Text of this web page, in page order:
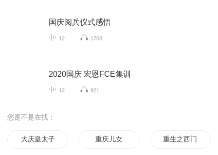
国庆阅兵仪式感悟
12 1708
2020国庆 宏恩FCE集训
12 921
您是不是在找：
大庆皇太子 重庆儿女 重生之西门庆